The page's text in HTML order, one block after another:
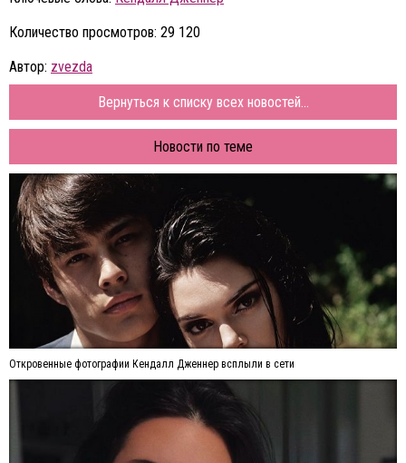
Количество просмотров: 29 120
Автор: zvezda
Вернуться к списку всех новостей...
Новости по теме
Откровенные фотографии Кендалл Дженнер всплыли в сети